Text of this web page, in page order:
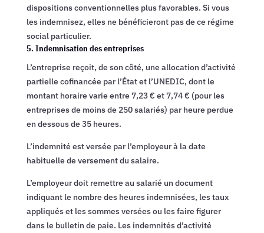
dispositions conventionnelles plus favorables. Si vous
les indemnisez, elles ne bénéficieront pas de ce régime
social particulier.
5. Indemnisation des entreprises
L’entreprise reçoit, de son côté, une allocation d’activité
partielle cofinancée par l’État et l’UNEDIC, dont le
montant horaire varie entre 7,23 € et 7,74 € (pour les
entreprises de moins de 250 salariés) par heure perdue
en dessous de 35 heures.
L’indemnité est versée par l’employeur à la date
habituelle de versement du salaire.
L’employeur doit remettre au salarié un document
indiquant le nombre des heures indemnisées, les taux
appliqués et les sommes versées ou les faire figurer
dans le bulletin de paie. Les indemnités d’activité